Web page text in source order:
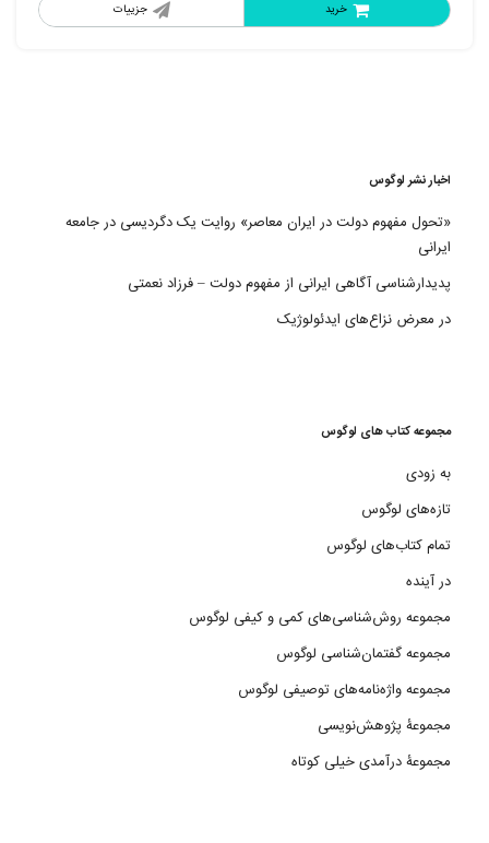
جزییات خرید
اخبار نشر لوگوس
«تحول مفهوم دولت در ایران معاصر» روایت یک دگردیسی در جامعه
ایرانی
پدیدارشناسی آگاهی ایرانی از مفهوم دولت – فرزاد نعمتی
در معرض نزاع‌های ایدئولوژیک
مجموعه کتاب های لوگوس
به زودی
تازه‌های لوگوس
تمام کتاب‌های لوگوس
در آینده
مجموعه روش‌شناسی‌های کمی و کیفی لوگوس
مجموعه گفتمان‌شناسی لوگوس
مجموعه واژه‌نامه‌های توصیفی لوگوس
مجموعۀ پژوهش‌نویسی
مجموعۀ درآمدی خیلی کوتاه